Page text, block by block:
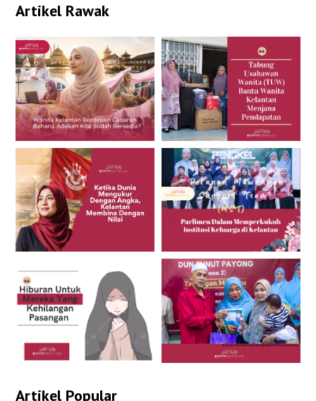
Artikel Rawak
Artikel Popular